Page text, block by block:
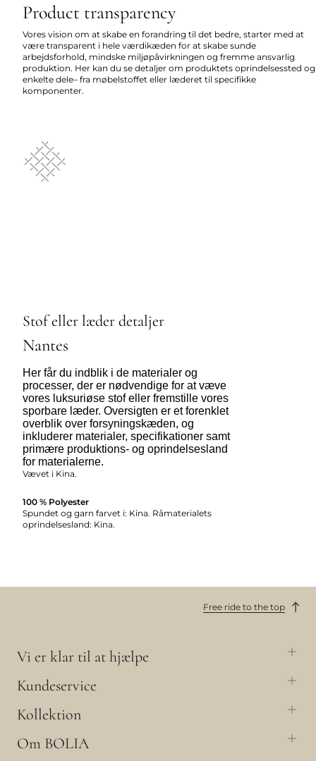
Product transparency
Vores vision om at skabe en forandring til det bedre, starter med at
være transparent i hele værdikæden for at skabe sunde
arbejdsforhold, mindske miljøpåvirkningen og fremme ansvarlig
produktion. Her kan du se detaljer om produktets oprindelsessted og
enkelte dele– fra møbelstoffet eller læderet til specifikke
komponenter.
Stof eller læder detaljer
Nantes
Her får du indblik i de materialer og
processer, der er nødvendige for at væve
vores luksuriøse stof eller fremstille vores
sporbare læder. Oversigten er et forenklet
overblik over forsyningskæden, og
inkluderer materialer, specifikationer samt
primære produktions- og oprindelsesland
for materialerne.
Vævet i Kina.
100 % Polyester
Spundet og garn farvet i: Kina. Råmaterialets
oprindelsesland: Kina.
Free ride to the top
Vi er klar til at hjælpe
Kundeservice
Kollektion
Om BOLIA